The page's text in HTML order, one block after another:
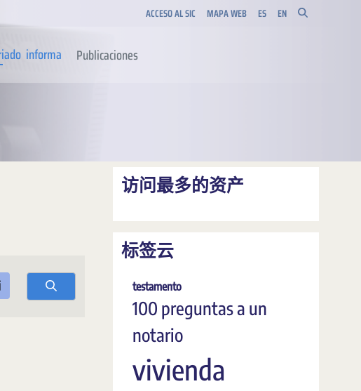
ACCESO AL SIC MAPA WEB ES EN
informa Publicaciones
访问最多的资产
标签云
testamento
100 preguntas a un
notario
vivienda